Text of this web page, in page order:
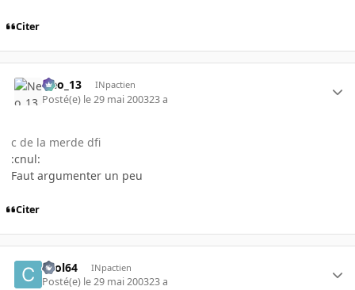
Citer
Neo_13 INpactien
Posté(e) le 29 mai 200323 a
c de la merde dfi
:cnul:
Faut argumenter un peu
Citer
cool64 INpactien
Posté(e) le 29 mai 200323 a